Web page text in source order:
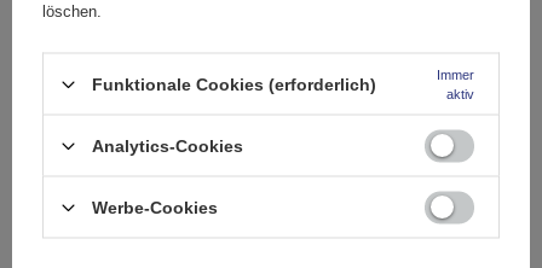
löschen.
Funktionale Cookies (erforderlich)
Immer
aktiv
Analytics-Cookies
Werbe-Cookies